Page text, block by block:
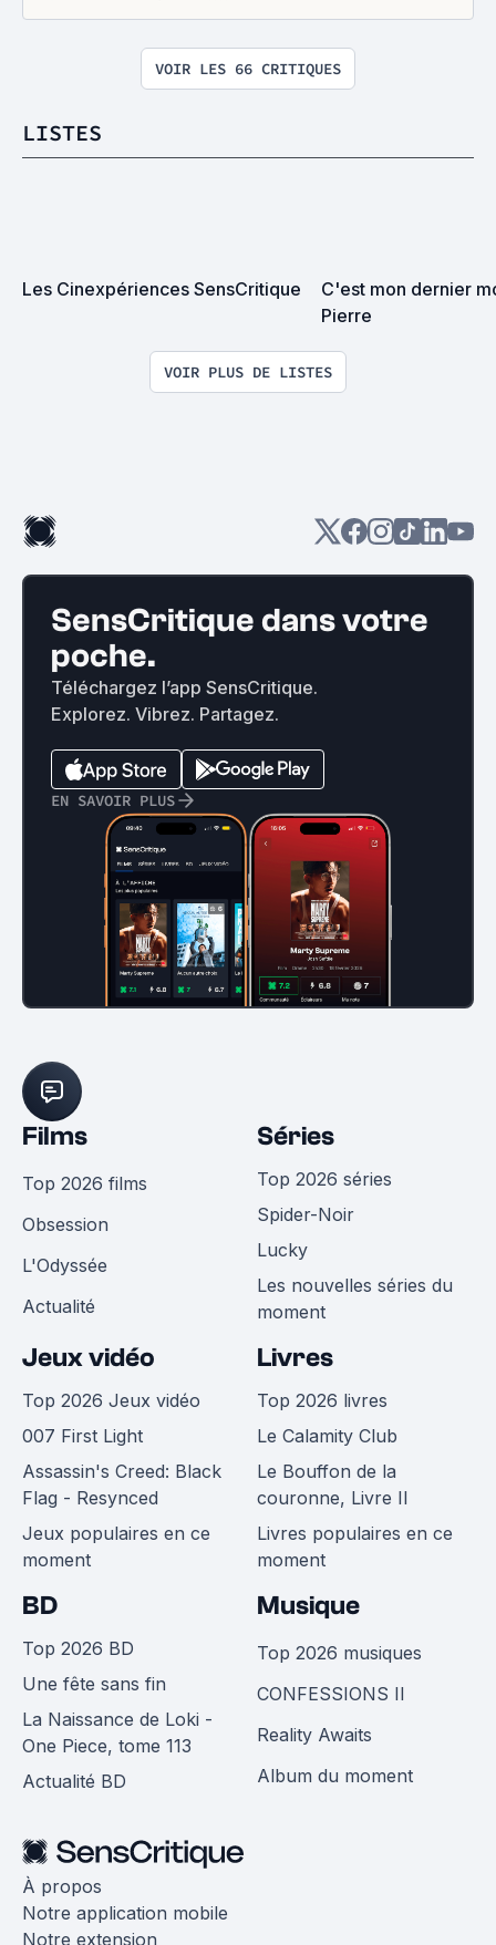
VOIR LES 66 CRITIQUES
LISTES
Les Cinexpériences SensCritique
C'est mon dernier
Pierre
VOIR PLUS DE LISTES
SensCritique dans votre
poche.
Téléchargez l’app SensCritique.
Explorez. Vibrez. Partagez.
EN SAVOIR PLUS
Films
Top 2026 films
Obsession
L'Odyssée
Actualité
Séries
Top 2026 séries
Spider-Noir
Lucky
Les nouvelles séries du
moment
Jeux vidéo
Top 2026 Jeux vidéo
007 First Light
Assassin's Creed: Black
Flag - Resynced
Jeux populaires en ce
moment
Livres
Top 2026 livres
Le Calamity Club
Le Bouffon de la
couronne, Livre II
Livres populaires en ce
moment
BD
Top 2026 BD
Une fête sans fin
La Naissance de Loki -
One Piece, tome 113
Actualité BD
Musique
Top 2026 musiques
CONFESSIONS II
Reality Awaits
Album du moment
À propos
Notre application mobile
Notre extension